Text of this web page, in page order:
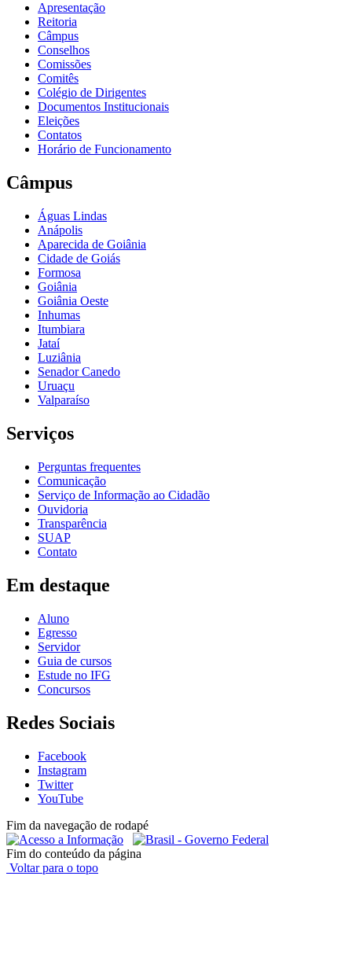
Apresentação
Reitoria
Câmpus
Conselhos
Comissões
Comitês
Colégio de Dirigentes
Documentos Institucionais
Eleições
Contatos
Horário de Funcionamento
Câmpus
Águas Lindas
Anápolis
Aparecida de Goiânia
Cidade de Goiás
Formosa
Goiânia
Goiânia Oeste
Inhumas
Itumbiara
Jataí
Luziânia
Senador Canedo
Uruaçu
Valparaíso
Serviços
Perguntas frequentes
Comunicação
Serviço de Informação ao Cidadão
Ouvidoria
Transparência
SUAP
Contato
Em destaque
Aluno
Egresso
Servidor
Guia de cursos
Estude no IFG
Concursos
Redes Sociais
Facebook
Instagram
Twitter
YouTube
Fim da navegação de rodapé
Fim do conteúdo da página
Voltar para o topo